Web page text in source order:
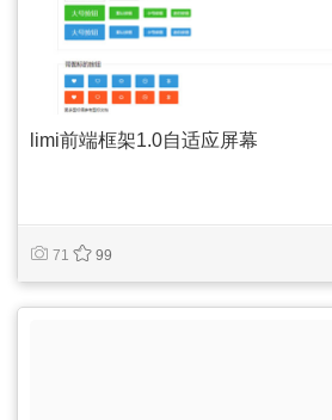
limi前端框架1.0自适应屏幕
71 99